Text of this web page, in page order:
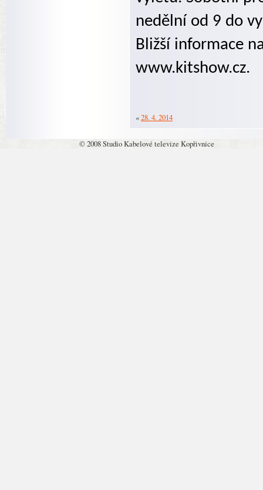
nedělní od 9 do
Bližší informace
www.kitshow.cz.
«28. 4. 2014
© 2008 Studio Kabelové televize Kopřivnice